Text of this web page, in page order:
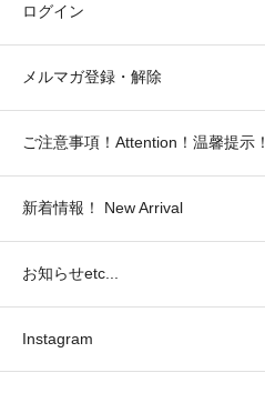
ログイン
メルマガ登録・解除
ご注意事項！Attention！温馨提示！
新着情報！ New Arrival
お知らせetc...
Instagram